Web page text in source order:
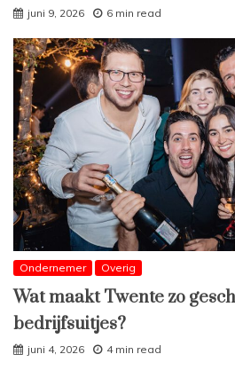
juni 9, 2026 6 min read
Ondernemer Overig
Wat maakt Twente zo
bedrijfsuitjes?
juni 4, 2026 4 min read